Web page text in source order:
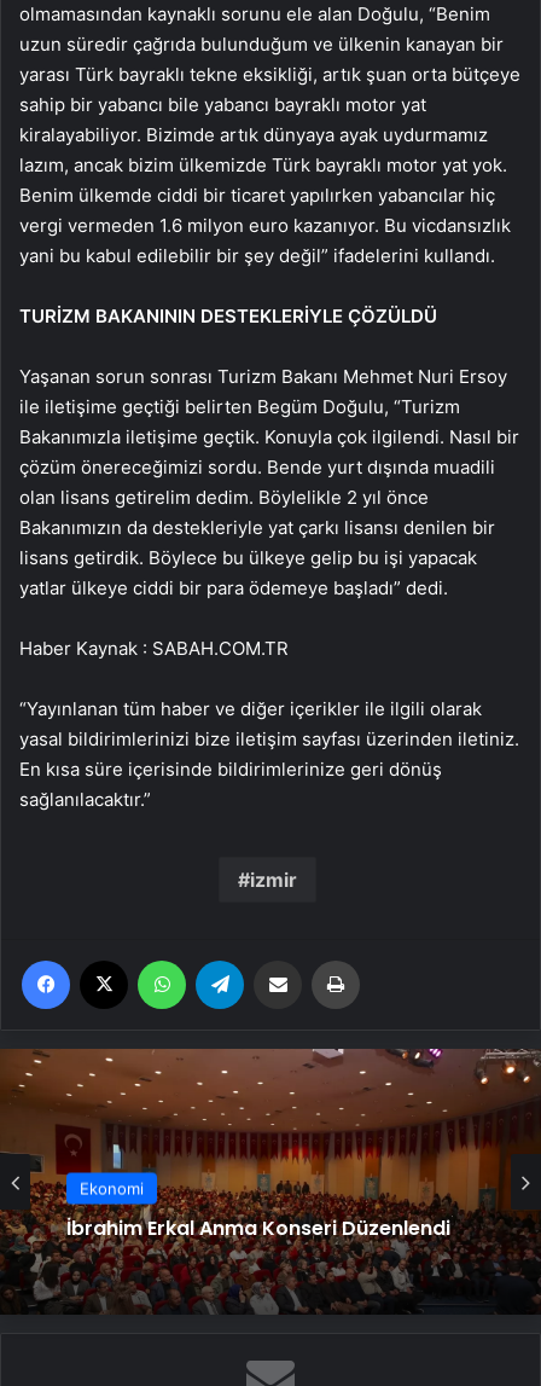
olmamasından kaynaklı sorunu ele alan Doğulu, “Benim
uzun süredir çağrıda bulunduğum ve ülkenin kanayan bir
yarası Türk bayraklı tekne eksikliği, artık şuan orta bütçeye
sahip bir yabancı bile yabancı bayraklı motor yat
kiralayabiliyor. Bizimde artık dünyaya ayak uydurmamız
lazım, ancak bizim ülkemizde Türk bayraklı motor yat yok.
Benim ülkemde ciddi bir ticaret yapılırken yabancılar hiç
vergi vermeden 1.6 milyon euro kazanıyor. Bu vicdansızlık
yani bu kabul edilebilir bir şey değil” ifadelerini kullandı.
TURİZM BAKANININ DESTEKLERİYLE ÇÖZÜLDÜ
Yaşanan sorun sonrası Turizm Bakanı Mehmet Nuri Ersoy
ile iletişime geçtiği belirten Begüm Doğulu, “Turizm
Bakanımızla iletişime geçtik. Konuyla çok ilgilendi. Nasıl bir
çözüm önereceğimizi sordu. Bende yurt dışında muadili
olan lisans getirelim dedim. Böylelikle 2 yıl önce
Bakanımızın da destekleriyle yat çarkı lisansı denilen bir
lisans getirdik. Böylece bu ülkeye gelip bu işi yapacak
yatlar ülkeye ciddi bir para ödemeye başladı” dedi.
Haber Kaynak : SABAH.COM.TR
“Yayınlanan tüm haber ve diğer içerikler ile ilgili olarak
yasal bildirimlerinizi bize iletişim sayfası üzerinden iletiniz.
En kısa süre içerisinde bildirimlerinize geri dönüş
sağlanılacaktır.”
izmir
Facebook WhatsApp Email'den paylaş
Ekonomi
İbrahim Erkal Anma Konseri Düzenlendi